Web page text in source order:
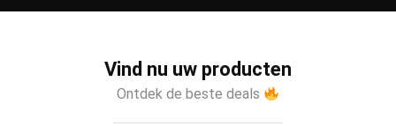
Vind nu uw producten
Ontdek de beste deals